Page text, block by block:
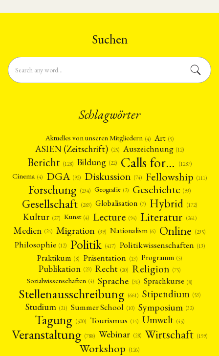
Suchen
Schlagwörter
Aktuelles von unseren Mitgliedern (4) Art (5)
ASIEN (Zeitschrift) (25) Auszeichnung (12)
Bericht (128) Bildung (22) Calls for… (1287)
Cinema (4) DGA (92) Diskussion (74) Fellowship (111)
Forschung (234) Geografie (2) Geschichte (93)
Gesellschaft (283) Globalisation (7) Hybrid (172)
Kultur (27) Kunst (4) Lecture (94) Literatur (261)
Medien (24) Migration (39) Nationalism (6) Online (235)
Philosophie (12) Politik (417) Politikwissenschaften (13)
Praktikum (8) Präsentation (13) Programm (5)
Publikation (23) Recht (20) Religion (75)
Sozialwissenschaften (4) Sprache (36) Sprachkurse (8)
Stellenausschreibung (661) Stipendium (53)
Studium (21) Summer School (10) Symposium (32)
Tagung (500) Tourismus (14) Umwelt (45)
Veranstaltung (788) Webinar (28) Wirtschaft (199)
Workshop (126)